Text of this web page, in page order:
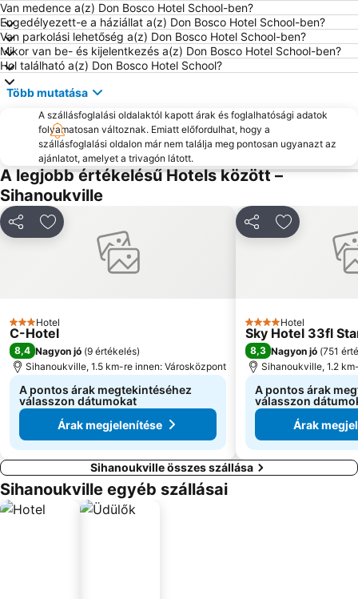
Van medence a(z) Don Bosco Hotel School-ben?
Engedélyezett-e a háziállat a(z) Don Bosco Hotel School-ben?
Van parkolási lehetőség a(z) Don Bosco Hotel School-ben?
Mikor van be- és kijelentkezés a(z) Don Bosco Hotel School-ben?
Hol található a(z) Don Bosco Hotel School?
Több mutatása
A szállásfoglalási oldalaktól kapott árak és foglalhatósági adatok
folyamatosan változnak. Emiatt előfordulhat, hogy a
szállásfoglalási oldalon már nem találja meg pontosan ugyanazt az
ajánlatot, amelyet a trivagón látott.
A legjobb értékelésű Hotels között –
Sihanoukville
MegosztásHozzáadás a kedvencekhez
3 Kategória
Hotel
C-Hotel
8,4 Nagyon jó (9 értékelés)
Sihanoukville, 1.5 km-re innen: Városközpont
A pontos árak megtekintéséhez
válasszon dátumokat
Árak megjelenítése
MegosztásHozzáadás
4 Kategória
Hotel
Sky Hotel 33fl
8,3 Nagyon jó (751
Sihanoukville, 1.2
A pontos árak
válasszon
Árak
Sihanoukville összes szállása
Sihanoukville egyéb szállásai